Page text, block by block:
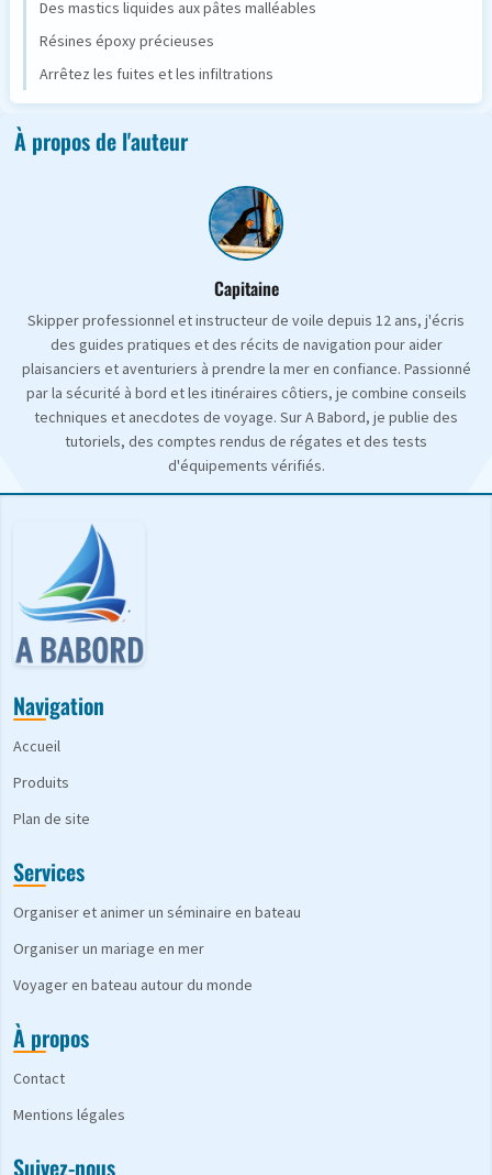
Des mastics liquides aux pâtes malléables
Résines époxy précieuses
Arrêtez les fuites et les infiltrations
À propos de l'auteur
Capitaine
Skipper professionnel et instructeur de voile depuis 12 ans, j'écris
des guides pratiques et des récits de navigation pour aider
plaisanciers et aventuriers à prendre la mer en confiance. Passionné
par la sécurité à bord et les itinéraires côtiers, je combine conseils
techniques et anecdotes de voyage. Sur A Babord, je publie des
tutoriels, des comptes rendus de régates et des tests
d'équipements vérifiés.
Navigation
Accueil
Produits
Plan de site
Services
Organiser et animer un séminaire en bateau
Organiser un mariage en mer
Voyager en bateau autour du monde
À propos
Contact
Mentions légales
Suivez-nous